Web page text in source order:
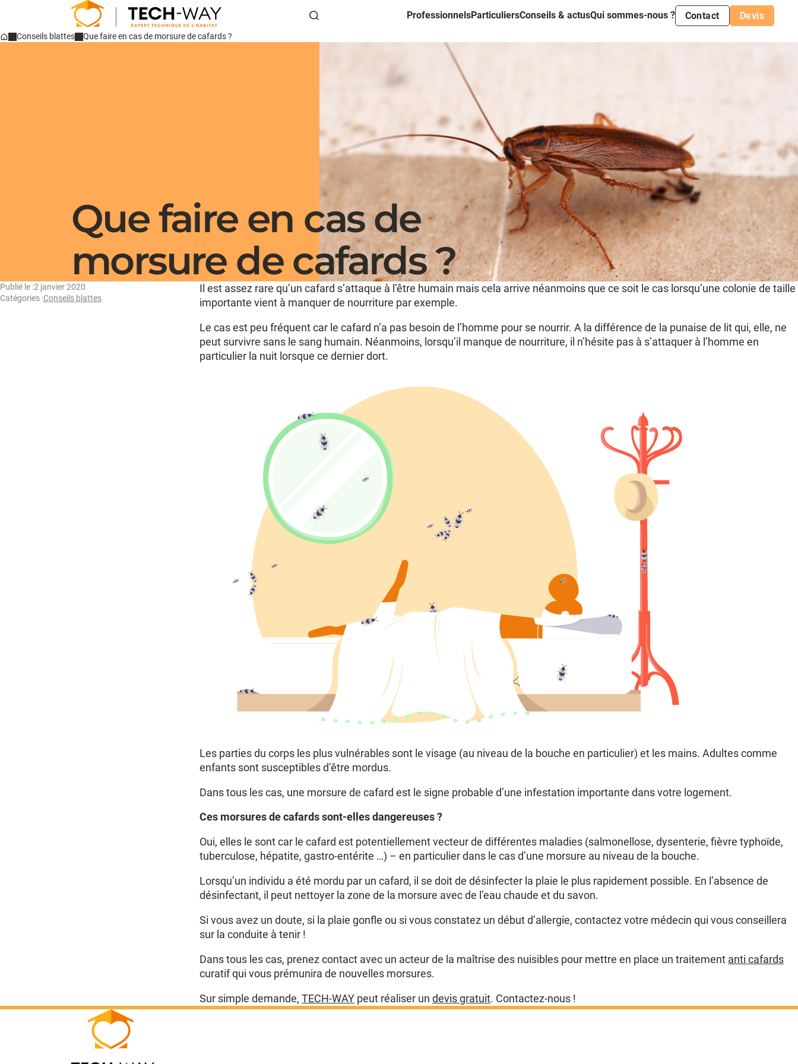
ProfessionnelsParticuliersConseils & actusQui sommes-nous ? Contact Devis
Conseils blattes Que faire en cas de morsure de cafards ?
Que faire en cas de
morsure de cafards ?
Publié le :2 janvier 2020
Catégories :Conseils blattes
Il est assez rare qu’un cafard s’attaque à l’être humain mais cela arrive néanmoins que ce soit le cas lorsqu’une colonie de taille
importante vient à manquer de nourriture par exemple.
Le cas est peu fréquent car le cafard n’a pas besoin de l’homme pour se nourrir. A la différence de la punaise de lit qui, elle, ne
peut survivre sans le sang humain. Néanmoins, lorsqu’il manque de nourriture, il n’hésite pas à s’attaquer à l’homme en
particulier la nuit lorsque ce dernier dort.
Les parties du corps les plus vulnérables sont le visage (au niveau de la bouche en particulier) et les mains. Adultes comme
enfants sont susceptibles d’être mordus.
Dans tous les cas, une morsure de cafard est le signe probable d’une infestation importante dans votre logement.
Ces morsures de cafards sont-elles dangereuses ?
Oui, elles le sont car le cafard est potentiellement vecteur de différentes maladies (salmonellose, dysenterie, fièvre typhoïde,
tuberculose, hépatite, gastro-entérite …) – en particulier dans le cas d’une morsure au niveau de la bouche.
Lorsqu’un individu a été mordu par un cafard, il se doit de désinfecter la plaie le plus rapidement possible. En l’absence de
désinfectant, il peut nettoyer la zone de la morsure avec de l’eau chaude et du savon.
Si vous avez un doute, si la plaie gonfle ou si vous constatez un début d’allergie, contactez votre médecin qui vous conseillera
sur la conduite à tenir !
Dans tous les cas, prenez contact avec un acteur de la maîtrise des nuisibles pour mettre en place un traitement anti cafards
curatif qui vous prémunira de nouvelles morsures.
Sur simple demande, TECH-WAY peut réaliser un devis gratuit. Contactez-nous !